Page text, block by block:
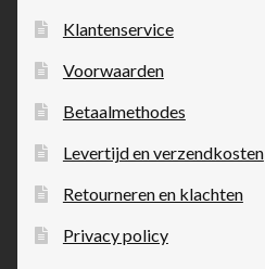
Klantenservice
Voorwaarden
Betaalmethodes
Levertijd en verzendkosten
Retourneren en klachten
Privacy policy